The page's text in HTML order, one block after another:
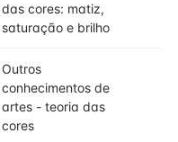
das cores: matiz,
saturação e brilho
Outros
conhecimentos de
artes - teoria das
cores